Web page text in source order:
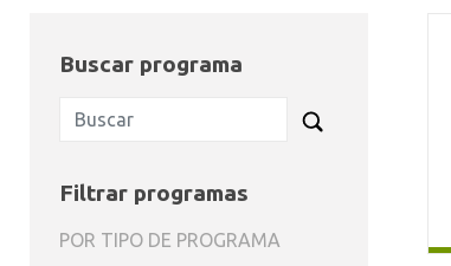
Buscar programa
Filtrar programas
POR TIPO DE PROGRAMA